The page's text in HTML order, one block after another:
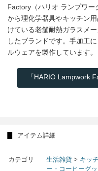
Factory（ハリオ ランプワ
から理化学器具やキッチン
けている老舗耐熱ガラスメ
したブランドです。手加工
ルウェアを製作しています。
「HARIO Lampwork
アイテム詳細
カテゴリ 生活雑貨 > キッ
ー・コーヒーグ